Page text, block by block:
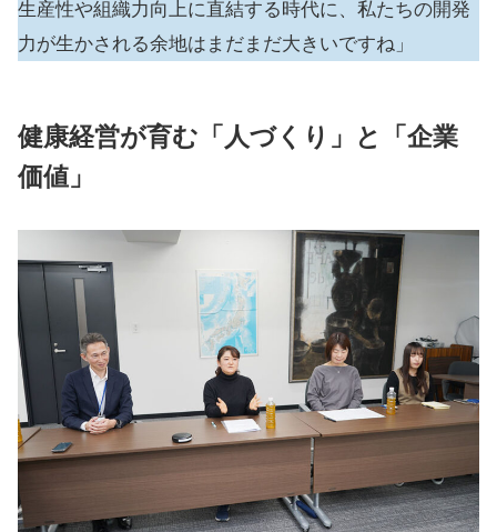
生産性や組織力向上に直結する時代に、私たちの開発
力が生かされる余地はまだまだ大きいですね」
健康経営が育む「人づくり」と「企業
価値」